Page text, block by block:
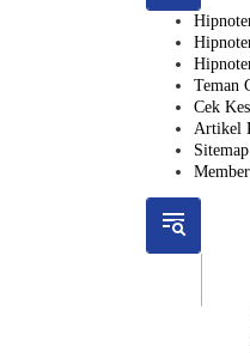
Teman
Cek
Artikel
Sitemap